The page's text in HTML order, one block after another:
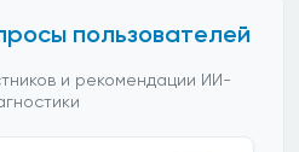
пользователей
и рекомендации ИИ-